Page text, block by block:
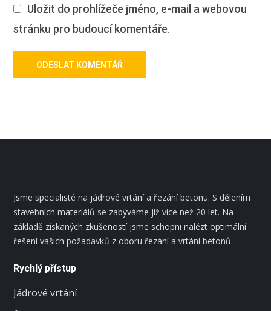
Uložit do prohlížeče jméno, e-mail a webovou
stránku pro budoucí komentáře.
Jsme specialisté na jádrové vrtání a řezání betonu. S dělením
stavebních materiálů se zabýváme již více než 20 let. Na
základě získaných zkušeností jsme schopni nalézt optimální
řešení vašich požadavků z oboru řezání a vrtání betonů.
Rychlý přístup
Jádrové vrtání